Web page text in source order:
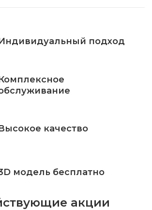
подход
качество
модель бесплатно
акции